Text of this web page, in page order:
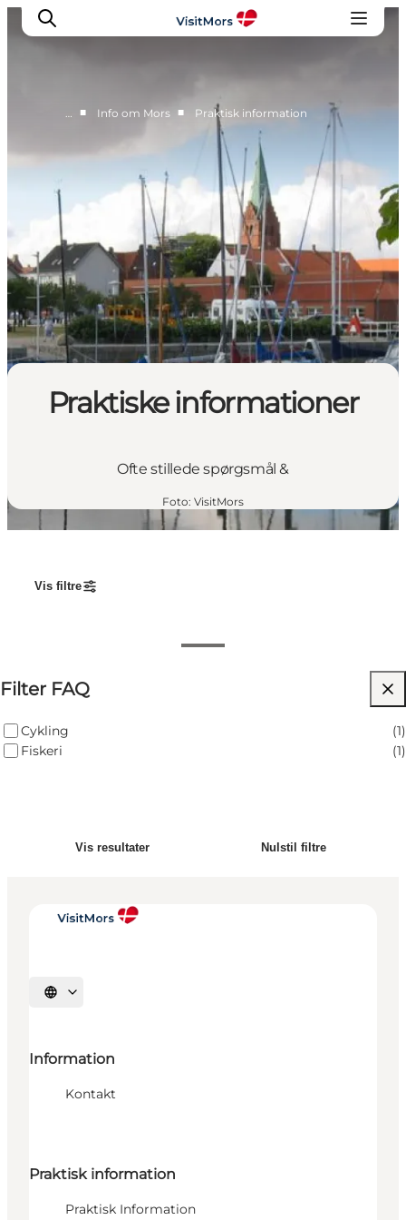
Aktiviteter
Oplevelser
Info om Mors
Overnatning
Pakketure / Ferieophold
Planlæg din tur
… ■ Info om Mors ■ Praktisk information
Praktiske informationer
Ofte stillede spørgsmål &
Foto: VisitMors
Vis filtre
Filter FAQ
Cykling (1)
Fiskeri
(1)
Vis resultater Nulstil filtre
Hvor kan man købe et fiskekort?
Vælg sprog
Information
Kontakt
Praktisk information
Praktisk Information